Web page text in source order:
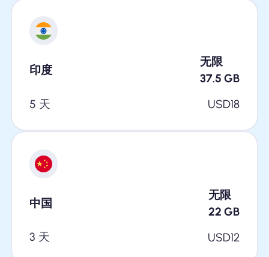
印度
无限
37.5 GB
5 天
USD18
中国
无限
22 GB
3 天
USD12